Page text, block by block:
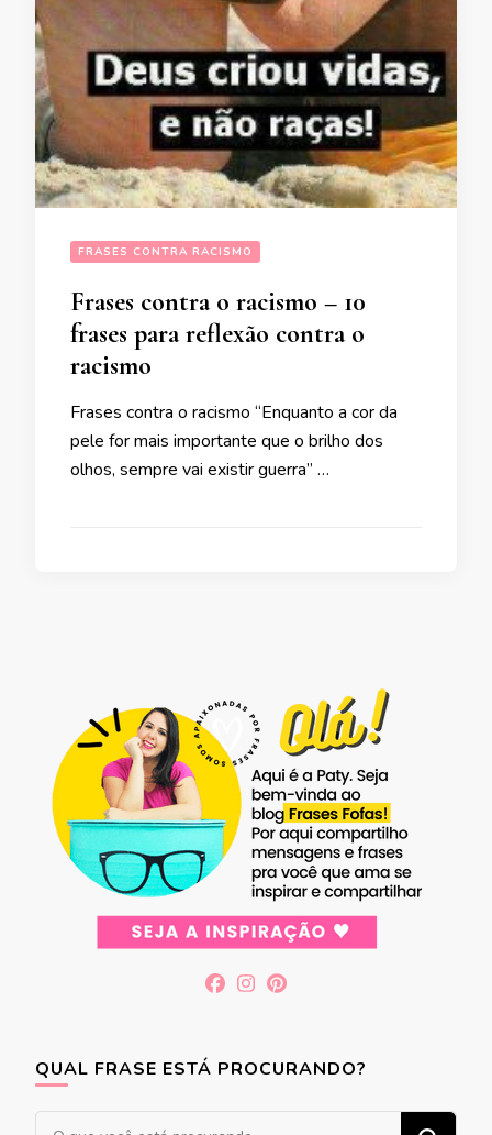
FRASES CONTRA RACISMO
Frases contra o racismo – 10
frases para reflexão contra o
racismo
Frases contra o racismo “Enquanto a cor da
pele for mais importante que o brilho dos
olhos, sempre vai existir guerra” …
QUAL FRASE ESTÁ PROCURANDO?
Procurando